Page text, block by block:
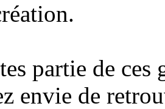
partie de
envie de